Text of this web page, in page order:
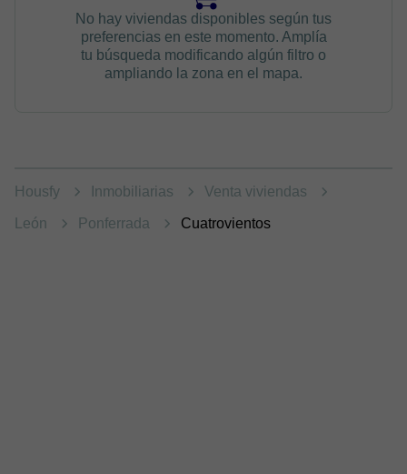
No hay viviendas disponibles según tus
preferencias en este momento. Amplía
tu búsqueda modificando algún filtro o
ampliando la zona en el mapa.
Housfy Inmobiliarias Venta viviendas
León Ponferrada Cuatrovientos